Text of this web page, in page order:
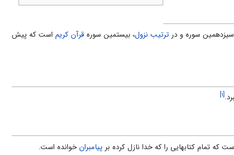
سوره و در ترتیب نزول، بیستمین سوره قرآن کریم است که پیش
[۱]
که تمام کتابهایى را که خدا نازل کرده بر پیامبرانخوانده است.